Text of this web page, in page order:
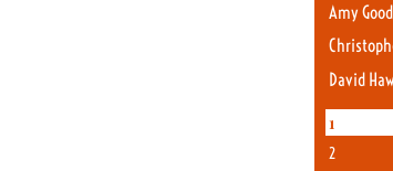
Amy
David
1
2